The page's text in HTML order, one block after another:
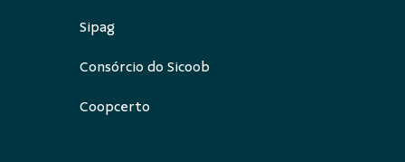
Sipag
Consórcio do Sicoob
Coopcerto